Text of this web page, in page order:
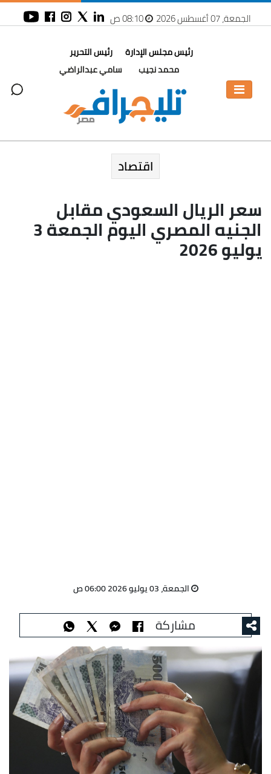
الجمعة، 07 أغسطس 2026 08:10 ص
رئيس مجلس الإدارة
محمد نجيب
رئيس التحرير
سامي عبدالراضي
اقتصاد
سعر الريال السعودي مقابل
الجنيه المصري اليوم الجمعة 3
يوليو 2026
الجمعة، 03 يوليو 2026 06:00 ص
مشاركة